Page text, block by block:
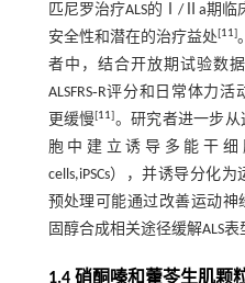
匹尼罗治疗ALS的Ⅰ/Ⅱa期临
安全性和潜在的治疗益处[11]
者中，结合开放期试验数
ALSFRS‐R评分和日常体力
更缓慢[11]。研究者进一步从
胞中建立诱导多能干细
cells,iPSCs），并诱导分化
预处理可能通过改善运动神
固醇合成相关途径缓解ALS表
1.4 硝酮嗪和藿苓生肌颗